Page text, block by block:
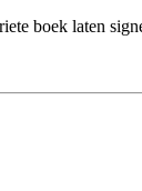
boek laten